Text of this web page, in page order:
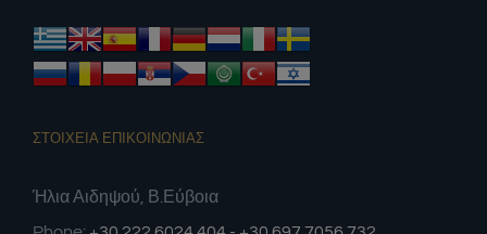
ΣΤΟΙΧΕΙΑ ΕΠΙΚΟΙΝΩΝΙΑΣ
Ήλια Αιδηψού, Β.Εύβοια